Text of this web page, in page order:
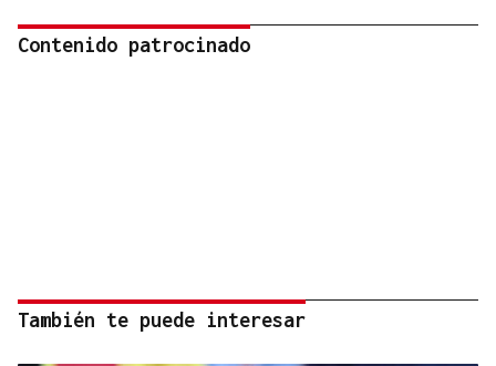
Contenido patrocinado
También te puede interesar